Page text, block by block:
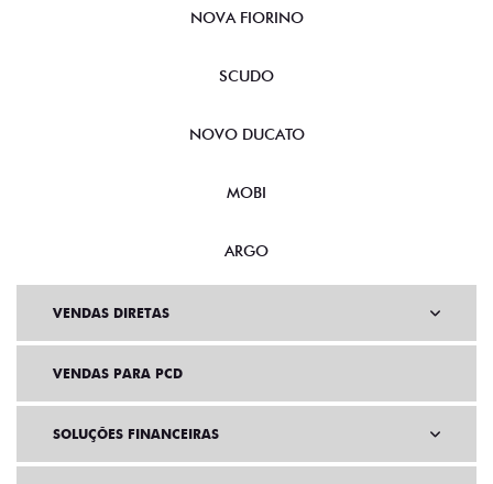
NOVA FIORINO
SCUDO
NOVO DUCATO
MOBI
ARGO
VENDAS DIRETAS
VENDAS PARA PCD
SOLUÇÕES FINANCEIRAS